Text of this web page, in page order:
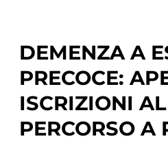
DEMENZA A
PRECOCE:
ISCRIZIONI
PERCORSO A